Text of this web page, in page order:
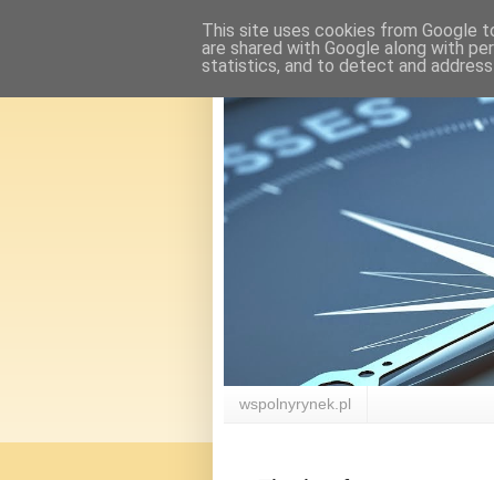
wspolnyrynek.pl
This site uses cookies from Google
are shared with Google along with
statistics, and to detect and address